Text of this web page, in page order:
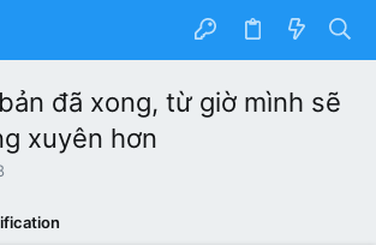
đã xong, từ giờ mình sẽ
xuyên hơn